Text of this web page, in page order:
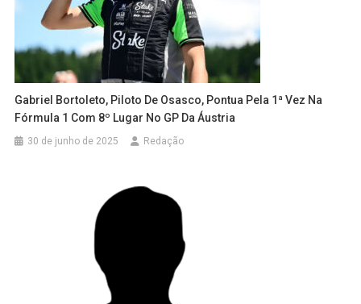
Gabriel Bortoleto, Piloto De Osasco, Pontua Pela 1ª Vez Na
Fórmula 1 Com 8º Lugar No GP Da Áustria
30 de junho de 2025 Redação